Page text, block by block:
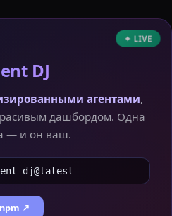
✦ LIVE
DJ
агентами,
дашбордом. Одна
— и он ваш.
dj@latest
npm ↗